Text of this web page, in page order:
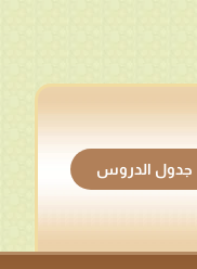
جدول الدروس